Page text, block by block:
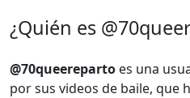
¿Quién es
@70queereparto es una
por sus videos de baile, que